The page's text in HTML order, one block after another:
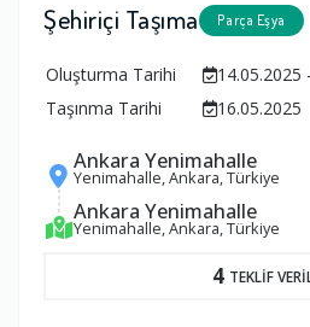
Şehiriçi Taşıma Parça Eşya
Oluşturma Tarihi
14.05.2025
Taşınma Tarihi
16.05.2025
Ankara Yenimahalle
Yenimahalle, Ankara, Türkiye
Ankara Yenimahalle
Yenimahalle, Ankara, Türkiye
4 TEKLİF